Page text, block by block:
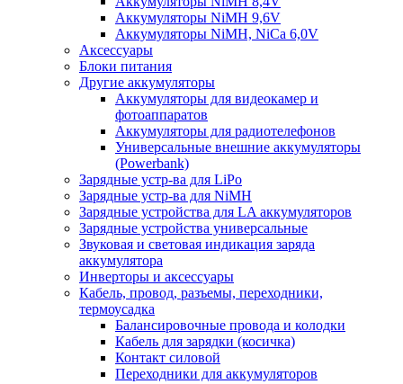
Аккумуляторы NiMH 9,6V
Аккумуляторы NiMH, NiCa 6,0V
Аксессуары
Блоки питания
Другие аккумуляторы
Аккумуляторы для видеокамер и
фотоаппаратов
Аккумуляторы для радиотелефонов
Универсальные внешние аккумуляторы
(Powerbank)
Зарядные устр-ва для LiPo
Зарядные устр-ва для NiMH
Зарядные устройства для LA аккумуляторов
Зарядные устройства универсальные
Звуковая и световая индикация заряда
аккумулятора
Инверторы и аксессуары
Кабель, провод, разъемы, переходники,
термоусадка
Балансировочные провода и колодки
Кабель для зарядки (косичка)
Контакт силовой
Переходники для аккумуляторов